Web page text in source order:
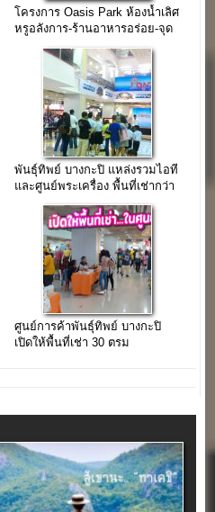
โครงการ Oasis Park ห้องน้ำเลิศ
หรูอลังการ-ร้านอาหารอร่อย-จุด
พันธุ์ทิพย์ บางกะปิ แหล่งรวมไอที
และศูนย์พระเครื่อง พื้นที่เช่ากว่า
ศูนย์การค้าพันธุ์ทิพย์ บางกะปิ
เปิดให้พื้นที่เช่า 30 ตรม